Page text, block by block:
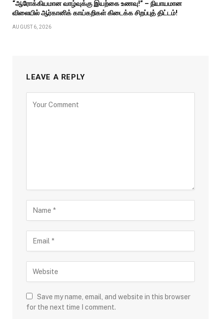
“ஆரோக்கியமான வாழ்வுக்கு இயற்கை உணவு!” – நியாயமான
விலையில் ஆர்கானிக் காய்கறிகள் கிடைக்க சிறப்புத் திட்டம்!
AUGUST 6, 2026
LEAVE A REPLY
Save my name, email, and website in this browser
for the next time I comment.